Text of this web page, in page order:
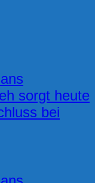
sorgt heute
bei